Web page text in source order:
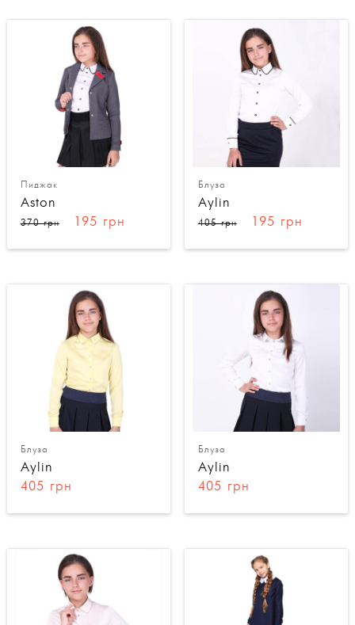
Пиджак
Aston
370 грн 195 грн
Блуза
Aylin
405 грн 195 грн
Блуза
Aylin
405 грн
Блуза
Aylin
405 грн